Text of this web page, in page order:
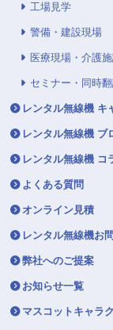
工場見学
警備・建設現場
医療現場・介護
セミナー・同時
レンタル無線機 キ
レンタル無線機 ブ
レンタル無線機 コ
よくある質問
オンライン見積
レンタル無線機お
弊社へのご提案
お知らせ一覧
マスコットキャラ